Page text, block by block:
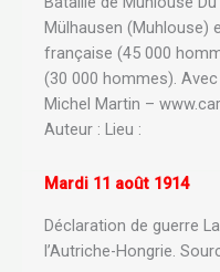
Mülhausen (Muhlouse)
française (45 000
(30 000 hommes).
Michel Martin –
Auteur : Lieu :
Mardi 11 août 1914
Déclaration de guerre
l’Autriche-Hongrie.